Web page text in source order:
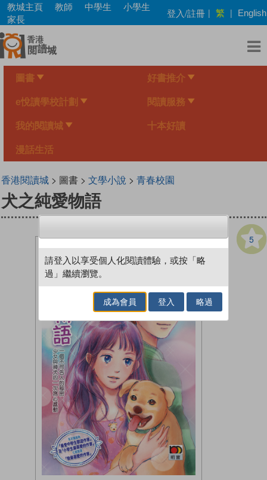
Skip
main
content
教城主頁 教師 中學生
小學生
家長
登入/註冊 | 繁 | English
圖書 好書推介
e悅讀學校計劃 閱讀服務
我的閱讀城 十本好讀
漫話生活
香港閱讀城> 圖書 > 文學小說 > 青春校園
犬之純愛物語
5
請登入以享受個人化閱讀體驗，或按「略
過」繼續瀏覽。
成為會員 登入 略過